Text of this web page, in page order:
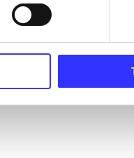
forskellige kattespil